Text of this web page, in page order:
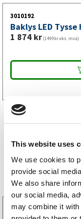
This website uses
We use cookies to
provide social
We also share
our social media,
may combine it with
3010192
Baklys LED
1 874 kr (1499kr eks. mva)
3160052